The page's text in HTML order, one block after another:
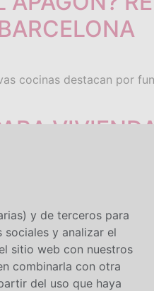
cocinas destacan por
cocinas destacan por
ESTE AÑO
y de terceros para
y analizar el
sitio web con nuestros
combinarla con otra
del uso que haya